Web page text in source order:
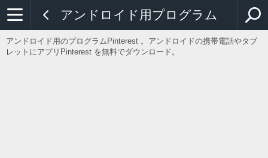
アンドロイド用プログラム
アンドロイド用のプログラムPinterest 。アンドロイドの携帯電話やタブ
レットにアプリPinterest を無料でダウンロード。